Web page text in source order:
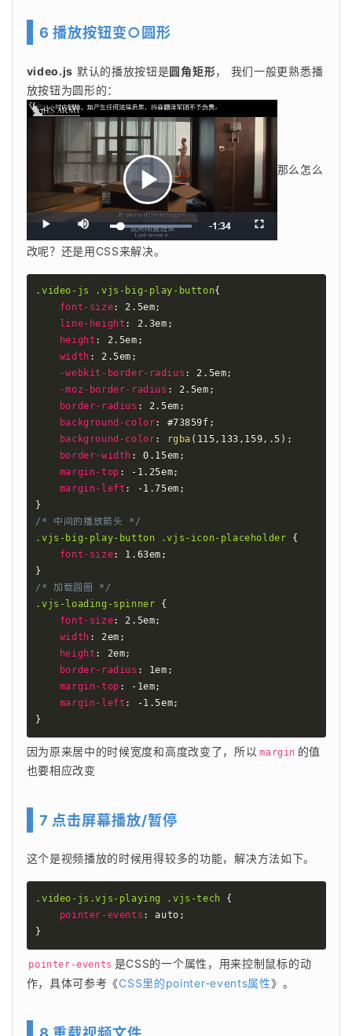
6 播放按钮变○圆形
video.js 默认的播放按钮是圆角矩形， 我们一般更熟悉播
放按钮为圆形的：
那么怎么
改呢？还是用CSS来解决。
.video-js .vjs-big-play-button{
font-size: 2.5em;
line-height : 2.3em ;
height : 2.5em ;
width : 2.5em ;
-webkit-border-radius : 2.5em;
-moz-border-radius : 2.5em ;
border-radius : 2.5em ;
background-color: #73859f ;
background-color: rgba ( 115, 133 , 159, .5 ) ;
border-width : 0.15em ;
margin-top : -1.25em;
margin-left : -1.75em ;
}
/* 中间的播放箭头 */
.vjs-big-play-button .vjs-icon-placeholder
{
font-size: 1.63em ;
}
/* 加载圆圈 */
.vjs-loading-spinner
{
font-size: 2.5em;
width : 2em ;
height : 2em;
border-radius : 1em ;
margin-top : -1em;
margin-left : -1.5em;
}
因为原来居中的时候宽度和高度改变了，所以 margin 的值
也要相应改变
7 点击屏幕播放/暂停
这个是视频播放的时候用得较多的功能，解决方法如下。
.video-js.vjs-playing .vjs-tech
{
pointer-events : auto ;
}
pointer-events 是CSS的一个属性，用来控制鼠标的动
作，具体可参考《CSS里的pointer-events属性》。